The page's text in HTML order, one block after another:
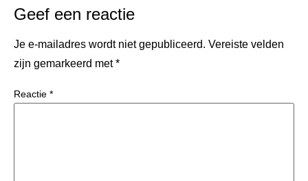
Geef een reactie
Je e-mailadres wordt niet gepubliceerd. Vereiste velden
zijn gemarkeerd met*
Reactie *